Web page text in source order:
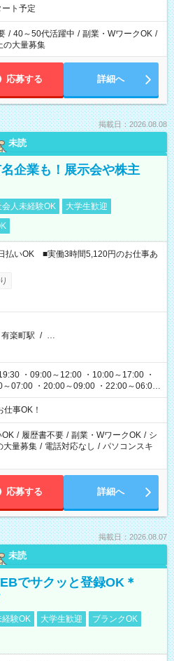
ト予定
/ 40～50代活躍中 / 副業・WワークOK /
の大量募集
応募する 詳細へ
掲載日：2026.08.08
未読
企業も！展示会や株主
会人未経験OK
大学生歓迎
いOK ■実働3時間5,120円のお仕事あ
有楽町駅 / …
・09:00～12:00 ・10:00～17:00 ・
07:00 ・20:00～09:00 ・22:00～06:00
事OK！
OK / 履歴書不要 / 副業・WワークOK / シ
大量募集 / 電話対応なし / パソコンスキ
応募する 詳細へ
掲載日：2026.08.07
未読
でサクッと登録OK＊
験OK 大学生歓迎
ブランクOK